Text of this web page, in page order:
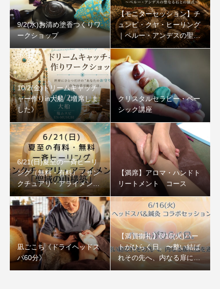
9/2(水)お清め塗香つくりワ
ークショップ
【モニターセッション】チ
ュンピ・クヤ・ヒーリング
｜ペルー・アンデスの聖な
る石
10/2(金)ドリームキャッチ
ャー作りin大船《増席しま
した》
クリスタルセラピー・ベー
シック講座
6/21(日)夏至の一斉ヒーリ
ング（無料・有料）：サン
クチュアリ・アライメント
「聖域の再構築」
【満席】アロマ・ハンドト
リートメント コース
凪ごこち《ドライヘッドス
パ60分》
【満員御礼】6/16(火)ハー
トがひらく日。〜整い結ば
れその先へ、内なる扉に風
を通すセッション〜